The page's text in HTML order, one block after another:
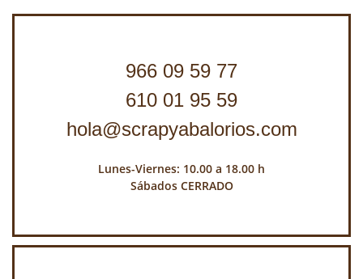
966 09 59 77
610 01 95 59
hola@scrapyabalorios.com
Lunes-Viernes: 10.00 a 18.00 h
Sábados CERRADO